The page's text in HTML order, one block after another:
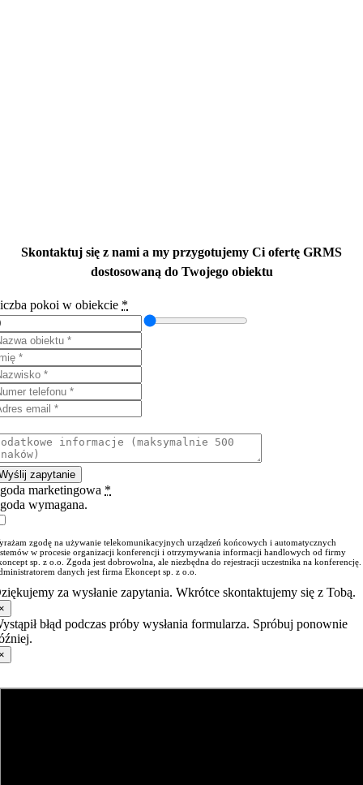
Skontaktuj się z nami a my przygotujemy Ci ofertę GRMS
dostosowaną do Twojego obiektu
pokoi w obiekcie *
zapytanie
marketingowa *
wymagana.
zgodę na używanie telekomunikacyjnych urządzeń końcowych i automatycznych
w procesie organizacji konferencji i otrzymywania informacji handlowych od firmy
sp. z o.o. Zgoda jest dobrowolna, ale niezbędna do rejestracji uczestnika na konferencję.
danych jest firma Ekoncept sp. z o.o.
za wysłanie zapytania. Wkrótce skontaktujemy się z Tobą.
błąd podczas próby wysłania formularza. Spróbuj ponownie